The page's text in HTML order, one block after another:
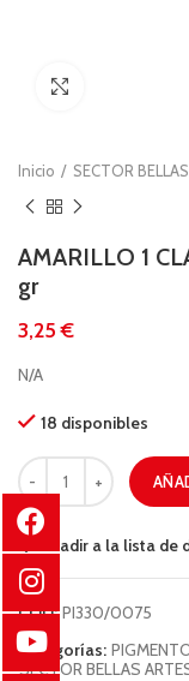
Inicio SECTOR
AMARILLO 1
gr
€
N/A
18 disponibles
Añadir a la lista de
COD:PI330/0075
Categorías:
SECTOR BELLAS